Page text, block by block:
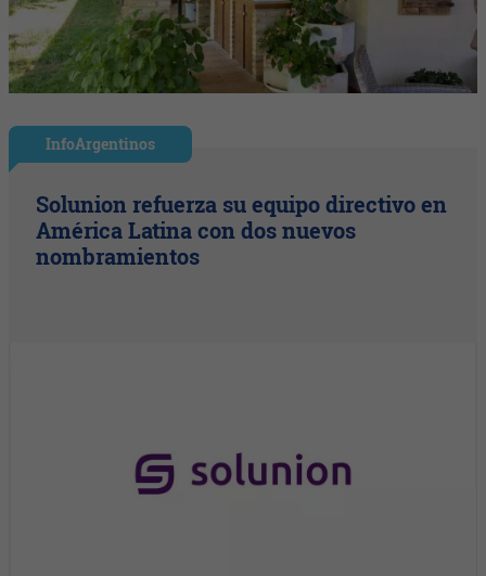
InfoArgentinos
Solunion refuerza su equipo directivo en
América Latina con dos nuevos
nombramientos